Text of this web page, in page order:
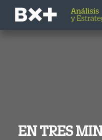
EN TRES